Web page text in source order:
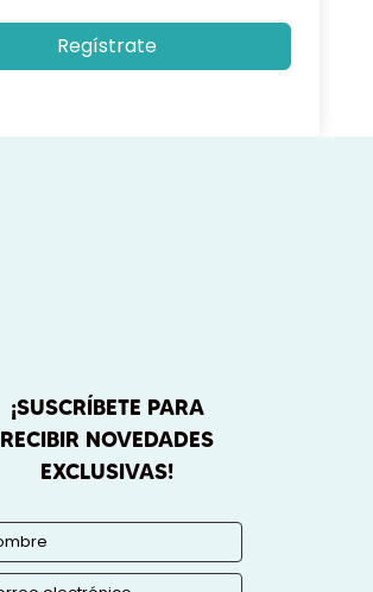
Regístrate
¡SUSCRÍBETE PARA
RECIBIR NOVEDADES
EXCLUSIVAS!